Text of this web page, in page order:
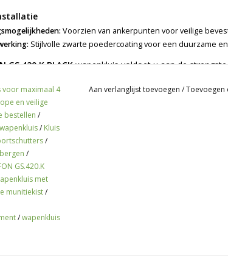
Voorzien van ankerpunten voor veilige
Stijlvolle zwarte poedercoating voor een duurzame
GS.420.K BLACKwapenkluis voldoet u aan de
is voor zowel jagers als sportschutters die hun wapens
bewaren.
GS.420.K BLACK vandaag nog en verzeker uzelf
voor uw wapens.
voor maximaal 4
en veilige
bestellen /
/ Kluis
/
/
GS.420.K
met
munitiekist/
/wapenkluis
Aan verlanglijst toevoegen /Toevoegen